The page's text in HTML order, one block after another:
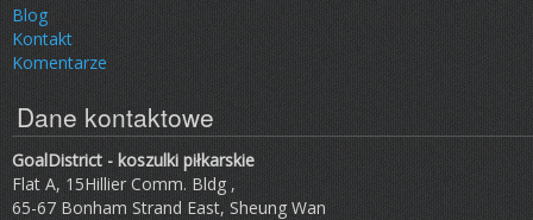
Blog
Kontakt
Komentarze
Dane kontaktowe
GoalDistrict - koszulki piłkarskie
Flat A, 15Hillier Comm. Bldg ,
65-67 Bonham Strand East, Sheung Wan